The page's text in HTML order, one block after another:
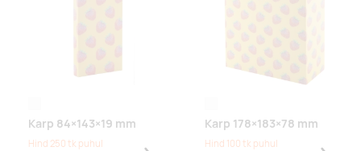
Karp 84×143×19 mm
Hind 250 tk puhul
Karp 178×183×78 mm
Hind 100 tk puhul